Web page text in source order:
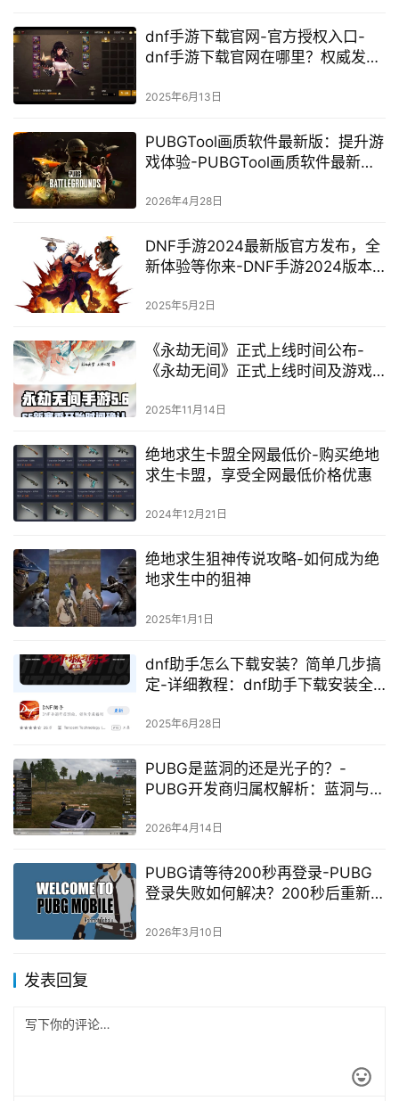
dnf手游下载官网-官方授权入口-
dnf手游下载官网在哪里？权威发布
2025年6月13日
PUBGTool画质软件最新版：提升游
戏体验-PUBGTool画质软件最新版
2026年4月28日
DNF手游2024最新版官方发布，全
新体验等你来-DNF手游2024版本
2025年5月2日
《永劫无间》正式上线时间公布-
《永劫无间》正式上线时间及游戏
2025年11月14日
绝地求生卡盟全网最低价-购买绝地
求生卡盟，享受全网最低价格优惠
2024年12月21日
绝地求生狙神传说攻略-如何成为绝
地求生中的狙神
2025年1月1日
dnf助手怎么下载安装？简单几步搞
定-详细教程：dnf助手下载安装全
2025年6月28日
PUBG是蓝洞的还是光子的？-
PUBG开发商归属权解析：蓝洞与光
2026年4月14日
PUBG请等待200秒再登录-PUBG
登录失败如何解决？200秒后重新尝
2026年3月10日
发表回复